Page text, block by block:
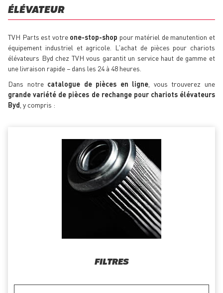
ÉLÉVATEUR
TVH Parts est votre one-stop-shop pour matériel de manutention et
équipement industriel et agricole. L'achat de pièces pour chariots
élévateurs Byd chez TVH vous garantit un service haut de gamme et
une livraison rapide − dans les 24 à 48 heures.
Dans notre catalogue de pièces en ligne , vous trouverez une
grande variété de pièces de rechange pour chariots élévateurs
Byd , y compris :
FILTRES